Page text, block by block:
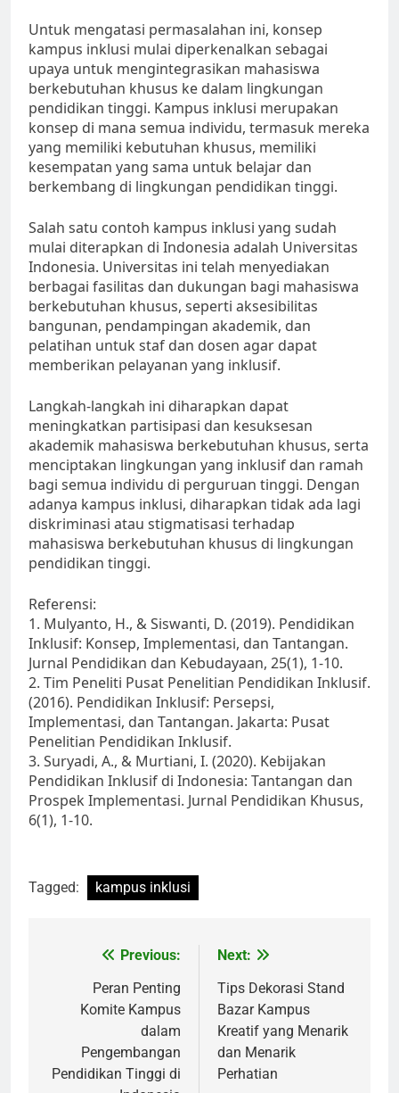
Untuk mengatasi permasalahan ini, konsep
kampus inklusi mulai diperkenalkan sebagai
upaya untuk mengintegrasikan mahasiswa
berkebutuhan khusus ke dalam lingkungan
pendidikan tinggi. Kampus inklusi merupakan
konsep di mana semua individu, termasuk mereka
yang memiliki kebutuhan khusus, memiliki
kesempatan yang sama untuk belajar dan
berkembang di lingkungan pendidikan tinggi.
Salah satu contoh kampus inklusi yang sudah
mulai diterapkan di Indonesia adalah Universitas
Indonesia. Universitas ini telah menyediakan
berbagai fasilitas dan dukungan bagi mahasiswa
berkebutuhan khusus, seperti aksesibilitas
bangunan, pendampingan akademik, dan
pelatihan untuk staf dan dosen agar dapat
memberikan pelayanan yang inklusif.
Langkah-langkah ini diharapkan dapat
meningkatkan partisipasi dan kesuksesan
akademik mahasiswa berkebutuhan khusus, serta
menciptakan lingkungan yang inklusif dan ramah
bagi semua individu di perguruan tinggi. Dengan
adanya kampus inklusi, diharapkan tidak ada lagi
diskriminasi atau stigmatisasi terhadap
mahasiswa berkebutuhan khusus di lingkungan
pendidikan tinggi.
Referensi:
1. Mulyanto, H., & Siswanti, D. (2019). Pendidikan
Inklusif: Konsep, Implementasi, dan Tantangan.
Jurnal Pendidikan dan Kebudayaan, 25(1), 1-10.
2. Tim Peneliti Pusat Penelitian Pendidikan Inklusif.
(2016). Pendidikan Inklusif: Persepsi,
Implementasi, dan Tantangan. Jakarta: Pusat
Penelitian Pendidikan Inklusif.
3. Suryadi, A., & Murtiani, I. (2020). Kebijakan
Pendidikan Inklusif di Indonesia: Tantangan dan
Prospek Implementasi. Jurnal Pendidikan Khusus,
6(1), 1-10.
Tagged: kampus inklusi
navigation
Previous:
Peran Penting
Komite Kampus
dalam
Pengembangan
Pendidikan Tinggi di
Next:
Tips Dekorasi Stand
Bazar Kampus
Kreatif yang Menarik
dan Menarik
Perhatian